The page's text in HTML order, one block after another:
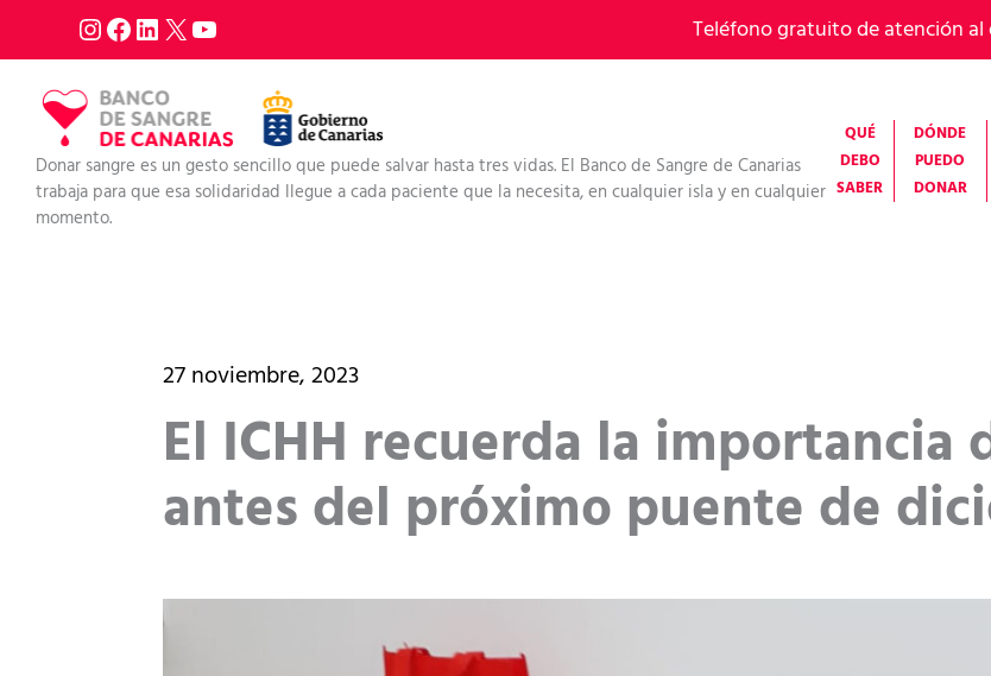
al
contenido
Teléfono gratuito de atención al
Donar sangre es un gesto sencillo que puede salvar hasta tres vidas. El Banco de Sangre de Canarias
trabaja para que esa solidaridad llegue a cada paciente que la necesita, en cualquier isla y en cualquier
momento.
QUÉ
DEBO
SABER
DÓNDE
PUEDO
DONAR
27 noviembre, 2023
El ICHH recuerda la importancia
antes del próximo puente de